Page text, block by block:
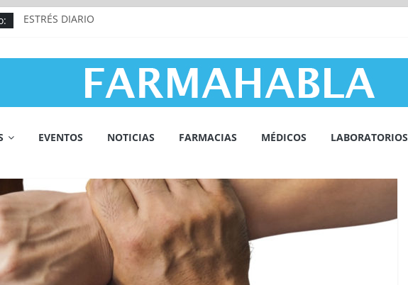
ESTRÉS DIARIO
DOLOR MUSCULAR Y LA INFLAMACIÓN
EVENTOS NOTICIAS FARMACIAS MÉDICOS LABORATORIOS